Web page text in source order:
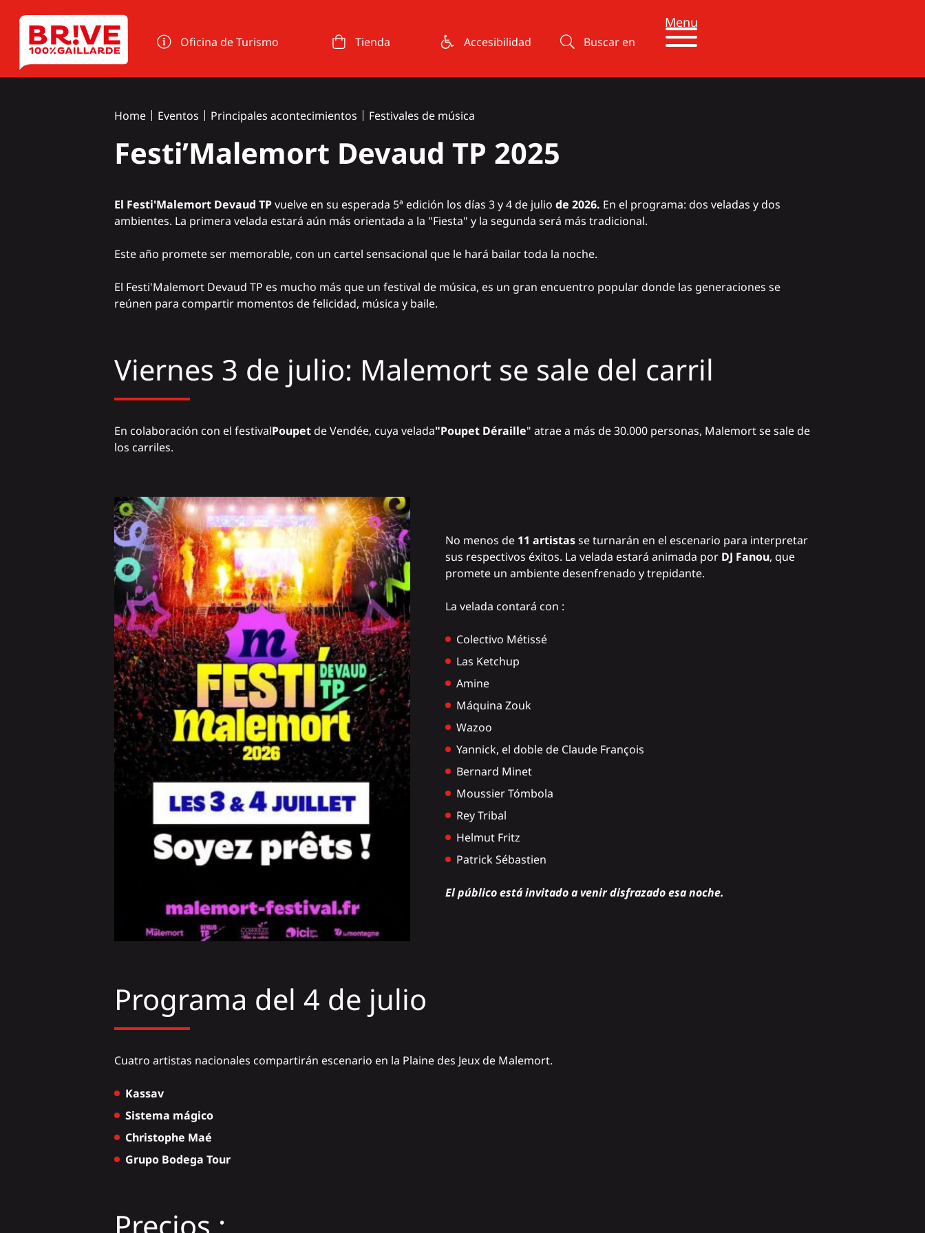
Oficina de Turismo Tienda Accesibilidad Buscar en
Menu
Home Eventos Principales acontecimientos Festivales de música
Festi’Malemort Devaud TP 2025
El Festi'Malemort Devaud TPvuelve en su esperada 5ª edición los días 3y 4 de julio de 2026. En el programa: dos veladas y dos
ambientes. La primera velada estará aún más orientada a la "Fiesta" y la segunda será más tradicional.
Este año promete ser memorable, con un cartel sensacional que le hará bailar toda la noche.
El Festi'Malemort Devaud TP es mucho más que un festival de música, es un gran encuentro popular donde las generaciones se
reúnen para compartir momentos de felicidad, música y baile.
Viernes 3 de julio: Malemort se sale del carril
En colaboración con el festivalPoupetde Vendée, cuya velada"Poupet Déraille" atrae a más de 30.000 personas, Malemort se sale de
los carriles.
No menos de 11 artistasse turnarán en el escenario para interpretar
sus respectivos éxitos. La velada estará animada por DJ Fanou, que
promete un ambiente desenfrenado y trepidante.
La velada contará con :
Colectivo Métissé
Las Ketchup
Amine
Máquina Zouk
Wazoo
Yannick, el doble de Claude François
Bernard Minet
Moussier Tómbola
Rey Tribal
Helmut Fritz
Patrick Sébastien
El público está invitado a venir disfrazado esa noche.
Programa del 4 de julio
Cuatro artistas nacionales compartirán escenario en la Plaine des Jeux de Malemort.
Kassav
Sistema mágico
Christophe Maé
Grupo Bodega Tour
Precios :